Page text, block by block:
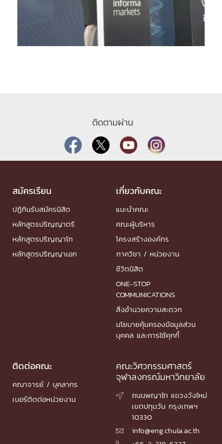
ติดตามผ่าน
สมัครเรียน
ปฏิทินรับสมัครนิสิต
หลักสูตรปริญญาตรี
หลักสูตรปริญญาโท
หลักสูตรปริญญาเอก
เกี่ยวกับคณะ
แนะนำคณะ
คณะผู้บริหาร
โครงสร้างองค์กร
ภาควิชา / หน่วยงาน
ชีวิตนิสิต
ONE-STOP
COMMUNICATIONS
สิ่งอำนวยความสะดวก
นโยบายคุ้มครองข้อมูลส่วน
บุคคล และการใช้คุกกี้
ติดต่อคณะ
คณาจารย์ / บุคลากร
เบอร์ติดต่อหน่วยงาน
คณะวิศวกรรมศาสตร์
จุฬาลงกรณ์มหาวิทยาลัย

ถนนพญาไท แขวงวังใหม่
เขตปทุมวัน กรุงเทพฯ
10330
 info@eng.chula.ac.th